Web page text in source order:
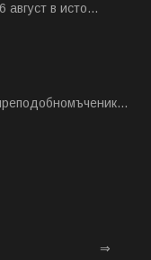
август в исто...
⇒